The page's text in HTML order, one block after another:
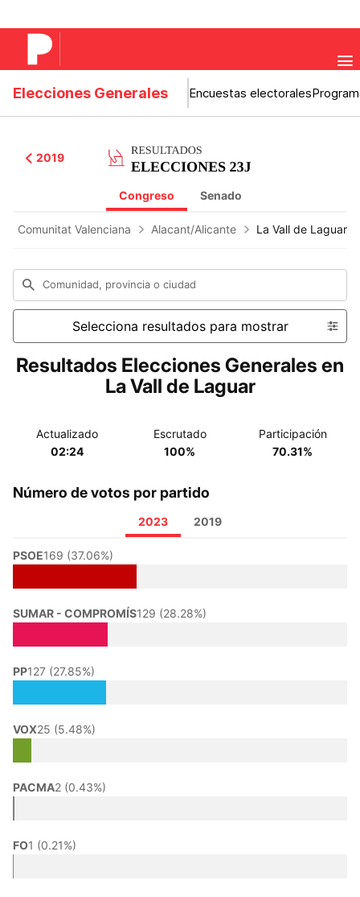
Elecciones Generales Encuestas electorales
2019
Congreso Senado
Comunitat Valenciana Alacant/Alicante La Vall de Laguar
Comunidad, provincia o ciudad
Selecciona resultados para mostrar
Resultados Elecciones Generales en
La Vall de Laguar
Actualizado
02:24
Escrutado
100%
Participación
70.31%
Número de votos por partido
2023 2019
PSOE169 (37.06%)
SUMAR - COMPROMÍS129 (28.28%)
PP127 (27.85%)
VOX25 (5.48%)
PACMA2 (0.43%)
FO1 (0.21%)